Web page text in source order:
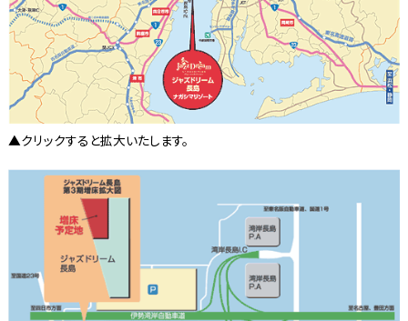
▲クリックすると拡大いたします。